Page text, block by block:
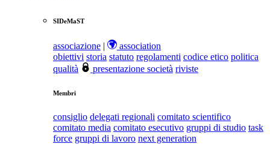
SIDeMaST
associazione |
association
obiettivi storia statuto regolamenti codice etico politica
qualità
presentazione società riviste
Membri
consiglio delegati regionali comitato scientifico
comitato media comitato esecutivo gruppi di studio task
force gruppi di lavoro next generation